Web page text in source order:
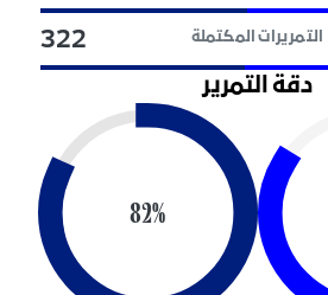
التمريرات المكتملة
322
دقة التمرير
82%